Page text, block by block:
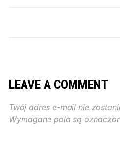
LEAVE A COMMENT
Twój adres e-mail nie
Wymagane pola są